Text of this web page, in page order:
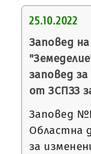
25.10.2022
Заповед
заповед
от ЗСПЗЗ
Заповед
Областна
за